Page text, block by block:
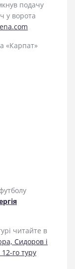
подачу
у ворота
«Карпат»
читайте в
Сидоров і
го туру